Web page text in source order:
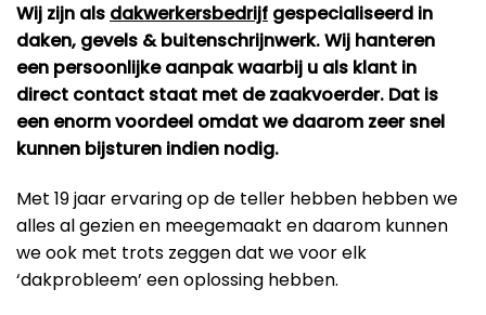
Wij zijn als dakwerkersbedrijf gespecialiseerd in
daken, gevels & buitenschrijnwerk. Wij hanteren
een persoonlijke aanpak waarbij u als klant in
direct contact staat met de zaakvoerder. Dat is
een enorm voordeel omdat we daarom zeer snel
kunnen bijsturen indien nodig.
Met 19 jaar ervaring op de teller hebben hebben we
alles al gezien en meegemaakt en daarom kunnen
we ook met trots zeggen dat we voor elk
‘dakprobleem’ een oplossing hebben.